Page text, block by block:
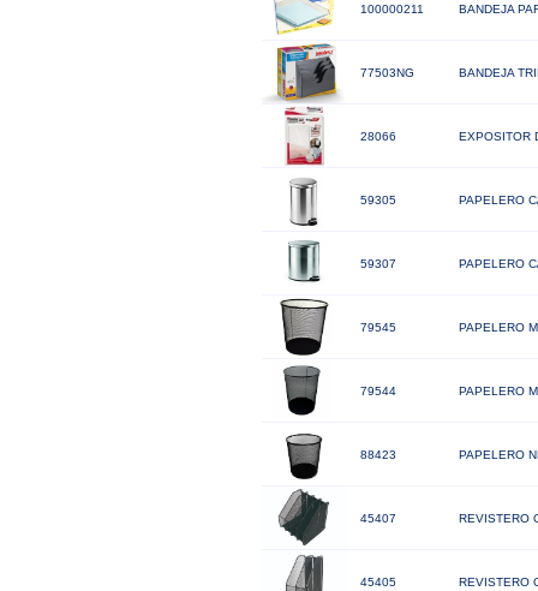
100000211 BANDEJA
77503NG BANDEJA
28066 EXPOSITOR
59305 PAPELERO
59307 PAPELERO
79545 PAPELERO
79544 PAPELERO
88423 PAPELERO
45407 REVISTERO
45405 REVISTERO